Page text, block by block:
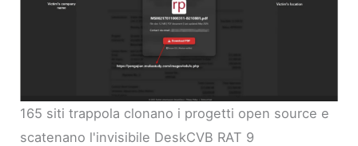
165 siti trappola clonano i progetti open source e
scatenano l'invisibile DeskCVB RAT 9